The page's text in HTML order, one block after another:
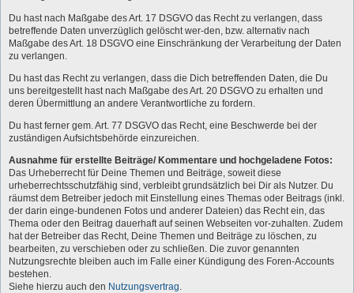
Du hast nach Maßgabe des Art. 17 DSGVO das Recht zu verlangen, dass
betreffende Daten unverzüglich gelöscht wer-den, bzw. alternativ nach
Maßgabe des Art. 18 DSGVO eine Einschränkung der Verarbeitung der Daten
zu verlangen.
Du hast das Recht zu verlangen, dass die Dich betreffenden Daten, die Du
uns bereitgestellt hast nach Maßgabe des Art. 20 DSGVO zu erhalten und
deren Übermittlung an andere Verantwortliche zu fordern.
Du hast ferner gem. Art. 77 DSGVO das Recht, eine Beschwerde bei der
zuständigen Aufsichtsbehörde einzureichen.
Ausnahme für erstellte Beiträge/ Kommentare und hochgeladene Fotos:
Das Urheberrecht für Deine Themen und Beiträge, soweit diese
urheberrechtsschutzfähig sind, verbleibt grundsätzlich bei Dir als Nutzer. Du
räumst dem Betreiber jedoch mit Einstellung eines Themas oder Beitrags (inkl.
der darin einge-bundenen Fotos und anderer Dateien) das Recht ein, das
Thema oder den Beitrag dauerhaft auf seinen Webseiten vor-zuhalten. Zudem
hat der Betreiber das Recht, Deine Themen und Beiträge zu löschen, zu
bearbeiten, zu verschieben oder zu schließen. Die zuvor genannten
Nutzungsrechte bleiben auch im Falle einer Kündigung des Foren-Accounts
bestehen.
Siehe hierzu auch den Nutzungsvertrag